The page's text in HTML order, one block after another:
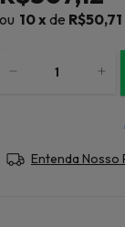
10x de R$50,71
Entenda Nosso